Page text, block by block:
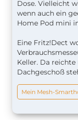
Dose. Vielleicht
wenn auch ein
Home Pod mini
Eine Fritz!Dect
Keller. Da
Dachgeschoß
Mein Mesh-